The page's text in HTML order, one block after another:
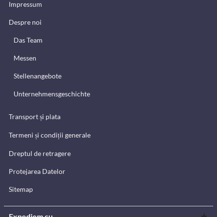
Impressum
Despre noi
Das Team
Messen
Stellenangebote
Unternehmensgeschichte
Transport și plata
Termeni și condiții generale
Dreptul de retragere
Protejarea Datelor
Sitemap